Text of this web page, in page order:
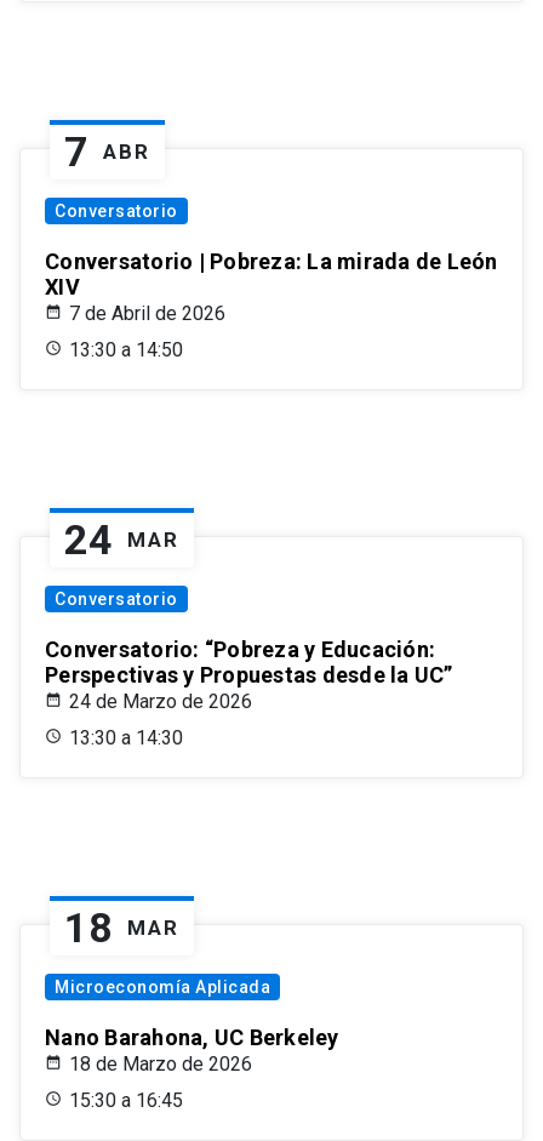
7 ABR
Conversatorio
Conversatorio | Pobreza: La mirada de León
XIV
7 de Abril de 2026
13:30 a 14:50
24 MAR
Conversatorio
Conversatorio: “Pobreza y Educación:
Perspectivas y Propuestas desde la UC”
24 de Marzo de 2026
13:30 a 14:30
18 MAR
Microeconomía Aplicada
Nano Barahona, UC Berkeley
18 de Marzo de 2026
15:30 a 16:45